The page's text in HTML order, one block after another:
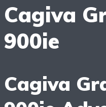
Cagiva
900ie
Cagiva